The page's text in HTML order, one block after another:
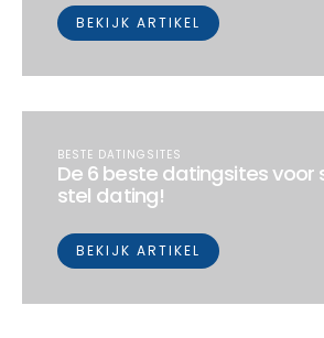
BEKIJK ARTIKEL
BESTE DATINGSITES
De 6 beste datingsites voor
stel dating!
BEKIJK ARTIKEL